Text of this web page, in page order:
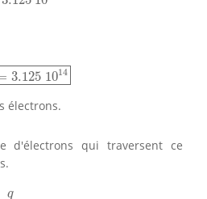
3.125 1014
3.1251014
électrons.
d'électrons qui traversent ce
q